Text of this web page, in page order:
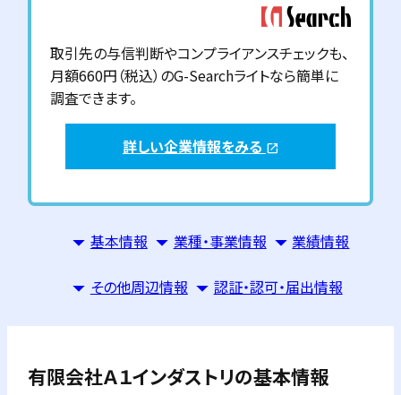
取引先の与信判断やコンプライアンスチェックも、
月額660円（税込）のG-Searchライトなら簡単に
調査できます。
詳しい企業情報をみる open_in_new
基本情報 業種・事業情報 業績情報
その他周辺情報 認証・認可・届出情報
有限会社Ａ１インダストリの基本情報